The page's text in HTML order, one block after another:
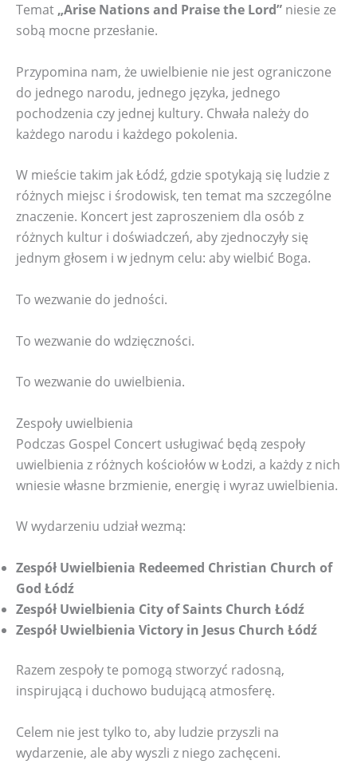
Temat „Arise Nations and Praise the Lord” niesie ze
sobą mocne przesłanie.
Przypomina nam, że uwielbienie nie jest ograniczone
do jednego narodu, jednego języka, jednego
pochodzenia czy jednej kultury. Chwała należy do
każdego narodu i każdego pokolenia.
W mieście takim jak Łódź, gdzie spotykają się ludzie z
różnych miejsc i środowisk, ten temat ma szczególne
znaczenie. Koncert jest zaproszeniem dla osób z
różnych kultur i doświadczeń, aby zjednoczyły się
jednym głosem i w jednym celu: aby wielbić Boga.
To wezwanie do jedności.
To wezwanie do wdzięczności.
To wezwanie do uwielbienia.
Zespoły uwielbienia
Podczas Gospel Concert usługiwać będą zespoły
uwielbienia z różnych kościołów w Łodzi, a każdy z nich
wniesie własne brzmienie, energię i wyraz uwielbienia.
W wydarzeniu udział wezmą:
Zespół Uwielbienia Redeemed Christian Church of
God Łódź
Zespół Uwielbienia City of Saints Church Łódź
Zespół Uwielbienia Victory in Jesus Church Łódź
Razem zespoły te pomogą stworzyć radosną,
inspirującą i duchowo budującą atmosferę.
Celem nie jest tylko to, aby ludzie przyszli na
wydarzenie, ale aby wyszli z niego zachęceni.